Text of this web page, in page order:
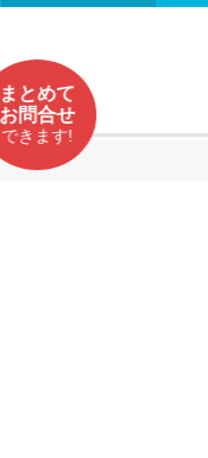
まとめて
お問合せ
できます!